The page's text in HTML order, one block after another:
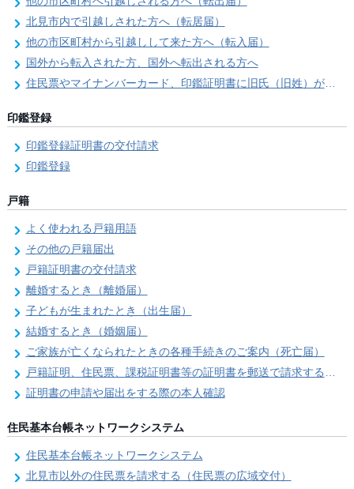
北見市内で引越しされた方へ（転居届）
他の市区町村から引越しして来た方へ（転入届）
国外から転入された方、国外へ転出される方へ
住民票やマイナンバーカード、印鑑証明書に旧氏（旧姓）が併記できるようになりました！
印鑑登録
印鑑登録証明書の交付請求
印鑑登録
戸籍
よく使われる戸籍用語
その他の戸籍届出
戸籍証明書の交付請求
離婚するとき（離婚届）
子どもが生まれたとき（出生届）
結婚するとき（婚姻届）
ご家族が亡くなられたときの各種手続きのご案内（死亡届）
戸籍証明、住民票、課税証明書等の証明書を郵送で請求する際の本人確認
証明書の申請や届出をする際の本人確認
住民基本台帳ネットワークシステム
住民基本台帳ネットワークシステム
北見市以外の住民票を請求する（住民票の広域交付）